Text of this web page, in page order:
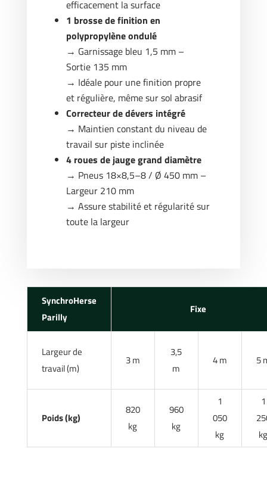
efficacement la surface
1 brosse de finition en
polypropylène ondulé
→ Garnissage bleu 1,5 mm –
Sortie 135 mm
→ Idéale pour une finition propre
et régulière, même sur sol abrasif
Correcteur de dévers intégré
→ Maintien constant du niveau de
travail sur piste inclinée
4 roues de jauge grand diamètre
→ Pneus 18×8,5–8 / Ø 450 mm –
Largeur 210 mm
→ Assure stabilité et régularité sur
toute la largeur
SynchroHerse
Parilly
Fixe
Largeur de
travail (m)
3 m
3,5
m
4 m 5
Poids (kg)
820
kg
960
kg
1
050
kg
1